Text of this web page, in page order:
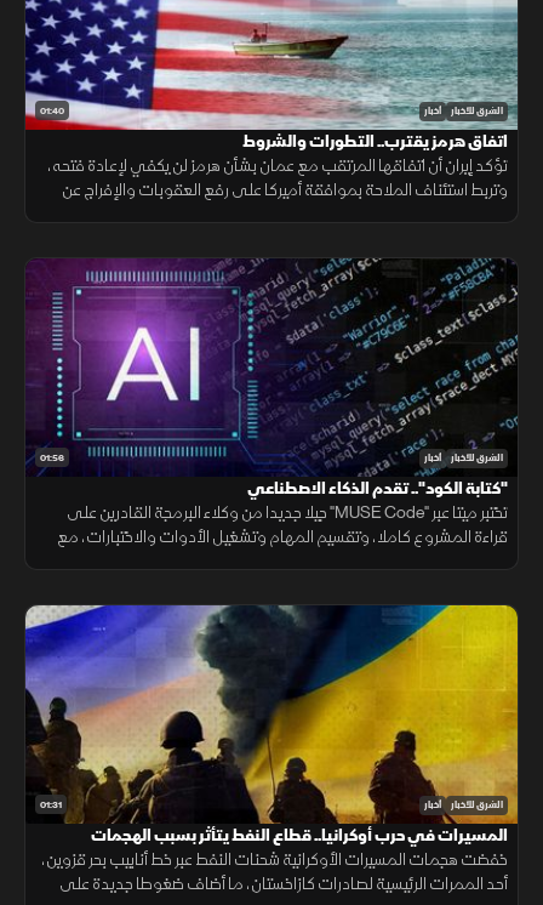
01:40 الشرق للأخبار أخبار
اتفاق هرمز يقترب.. التطورات والشروط
تؤكد إيران أن اتفاقها المرتقب مع عمان بشأن هرمز لن يكفي لإعادة فتحه،
وتربط استئناف الملاحة بموافقة أميركا على رفع العقوبات والإفراج عن
01:56 الشرق للأخبار أخبار
"كتابة الكود".. تقدم الذكاء الاصطناعي
تختبر ميتا عبر "MUSE Code" جيلا جديدا من وكلاء البرمجة القادرين على
قراءة المشروع كاملا، وتقسيم المهام وتشغيل الأدوات والاختبارات، مع
01:31 الشرق للأخبار أخبار
المسيرات في حرب أوكرانيا.. قطاع النفط يتأثر بسبب الهجمات
خفضت هجمات المسيرات الأوكرانية شحنات النفط عبر خط أنابيب بحر قزوين،
أحد الممرات الرئيسية لصادرات كازاخستان، ما أضاف ضغوطا جديدة على